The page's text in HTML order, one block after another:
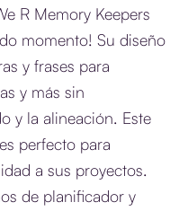
R Memory Keepers
momento! Su diseño
y frases para
y más sin
y la alineación. Este
perfecto para
a sus proyectos.
de planificador y